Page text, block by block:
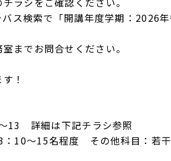
ス検索で「開講年度学期：2026
までお問合せください。
！
13 詳細は下記チラシ参照
：10～15名程度 その他科目：若